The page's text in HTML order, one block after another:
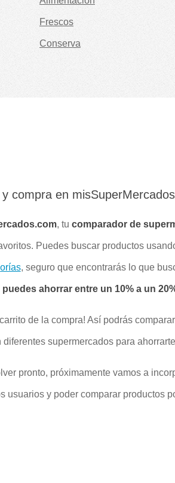
Frescos
Conserva
compra en
, tu comparador de
Puedes buscar productos
, seguro que encontrarás lo que
ahorrar entre un 10% a un
de la compra! Así podrás
diferentes supermercados para
pronto, próximamente vamos a
usuarios y poder comparar productos